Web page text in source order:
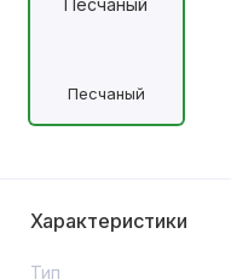
Песчаный
Характеристики
Тип